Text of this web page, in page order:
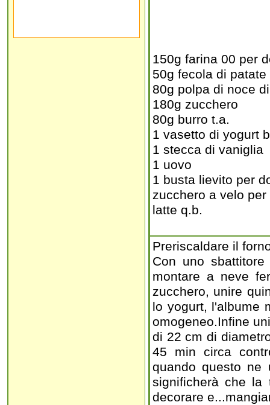
150g farina 00 per
50g fecola di patate
80g polpa di noce
180g zucchero
80g burro t.a.
1 vasetto di yogurt
1 stecca di vaniglia
1 uovo
1 busta lievito per
zucchero a velo per
latte q.b.
Preriscaldare il
Con uno
montare a neve
zucchero, unire
lo yogurt, l'albume
omogeneo.Infine
di 22 cm di
45 min circa
quando questo ne
significherà che la
decorare